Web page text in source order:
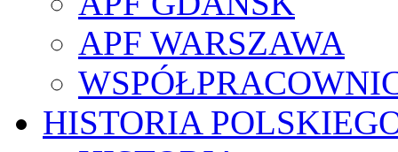
APF WARSZAWA
HISTORIA